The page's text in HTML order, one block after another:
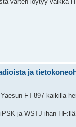
ja
FT-897 kaikilla
ja WSTJ ihan HF:llä